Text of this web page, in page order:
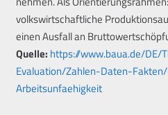
volkswirtschaftliche
einen Ausfall an
Quelle: https://www.baua.de/
Evaluation/Zahlen-Daten-
Arbeitsunfaehigkeit